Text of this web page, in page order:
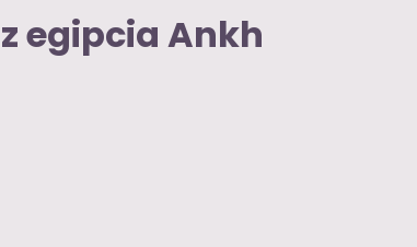
egipcia Ankh